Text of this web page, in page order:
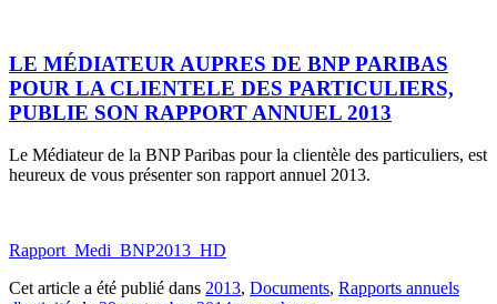
LE MÉDIATEUR AUPRES DE BNP PARIBAS
POUR LA CLIENTELE DES PARTICULIERS,
PUBLIE SON RAPPORT ANNUEL 2013
Le Médiateur de la BNP Paribas pour la clientèle des particuliers, est
heureux de vous présenter son rapport annuel 2013.
Rapport_Medi_BNP2013_HD
Cet article a été publié dans 2013, Documents, Rapports annuels